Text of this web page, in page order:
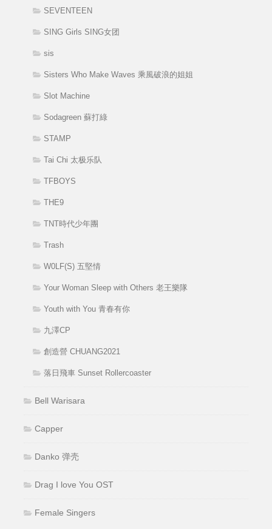
SEVENTEEN
SING Girls SING女团
sis
Sisters Who Make Waves 乘風破浪的姐姐
Slot Machine
Sodagreen 蘇打綠
STAMP
Tai Chi 太极乐队
TFBOYS
THE9
TNT時代少年團
Trash
W0LF(S) 五堅情
Your Woman Sleep with Others 老王樂隊
Youth with You 青春有你
九澤CP
創造營 CHUANG2021
落日飛車 Sunset Rollercoaster
Bell Warisara
Capper
Danko 弹壳
Drag I love You OST
Female Singers